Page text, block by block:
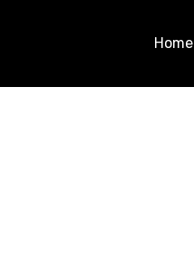
Home